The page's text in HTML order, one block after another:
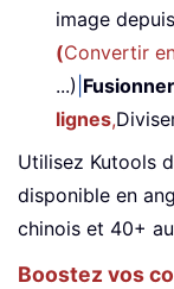
image
(Convertir
...)
lignes,
Utilisez Kutools
disponible en
chinois et 40+
Boostez vos